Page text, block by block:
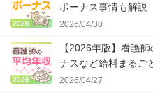
ボーナス事情も解説
2026/04/30
【2026年版】看護
ナスなど給料まるご
2026/04/27